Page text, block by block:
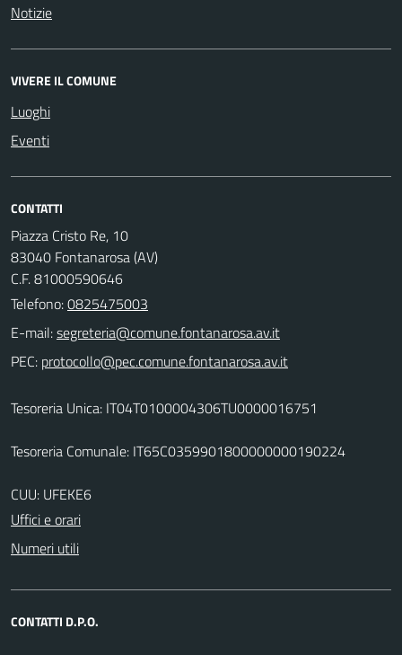
Notizie
VIVERE IL COMUNE
Luoghi
Eventi
CONTATTI
Piazza Cristo Re, 10
83040 Fontanarosa (AV)
C.F. 81000590646
Telefono:0825475003
E-mail:
PEC:
Tesoreria Unica: IT04T0100004306TU0000016751
Tesoreria Comunale: IT65C0359901800000000190224
CUU: UFEKE6
Uffici e orari
Numeri utili
CONTATTI D.P.O.